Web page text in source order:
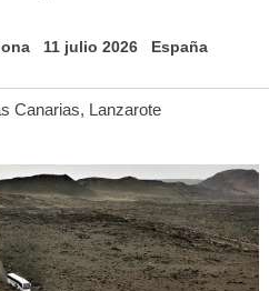
11 julio 2026 España
Canarias, Lanzarote